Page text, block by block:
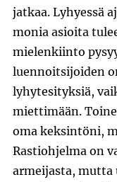
jatkaa. Lyhyessä
monia asioita
mielenkiinto
luennoitsijoiden
lyhytesityksiä,
miettimään.
oma keksintöni,
Rastiohjelma on
armeijasta, mutta